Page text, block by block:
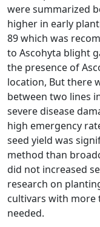
were summarized
higher in early
89 which was
to Ascohyta blight
the presence of
location, But there
between two lines
severe disease
high emergency
seed yield was
method than
did not increased
research on
cultivars with more
needed.